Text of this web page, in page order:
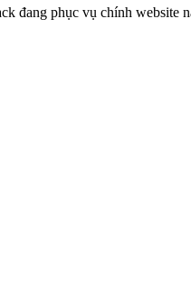
đang phục vụ chính website